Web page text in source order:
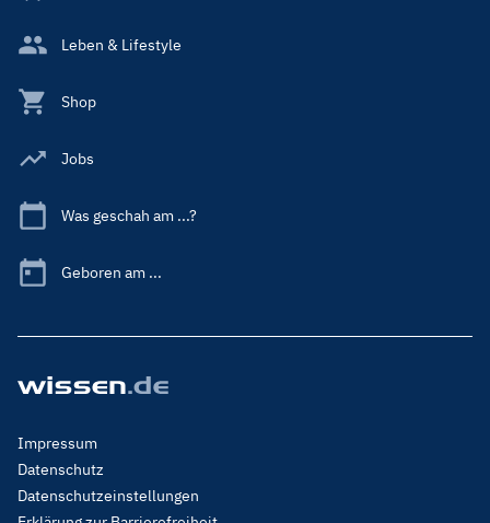
Leben & Lifestyle
Shop
Jobs
Was geschah am ...?
Geboren am ...
Footer
Menu
Legal
Impressum
Datenschutz
Datenschutzeinstellungen